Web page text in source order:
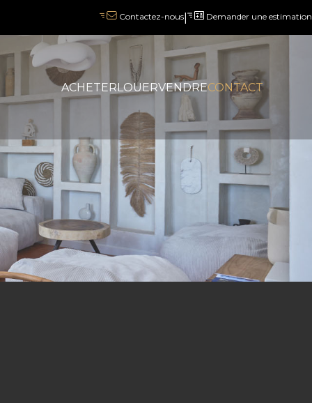
Contactez-nous Demander une estimation
ACHETERLOUERVENDRECONTACT